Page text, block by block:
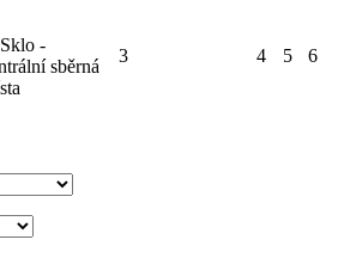
Sklo -
sběrná
3 4 5 6